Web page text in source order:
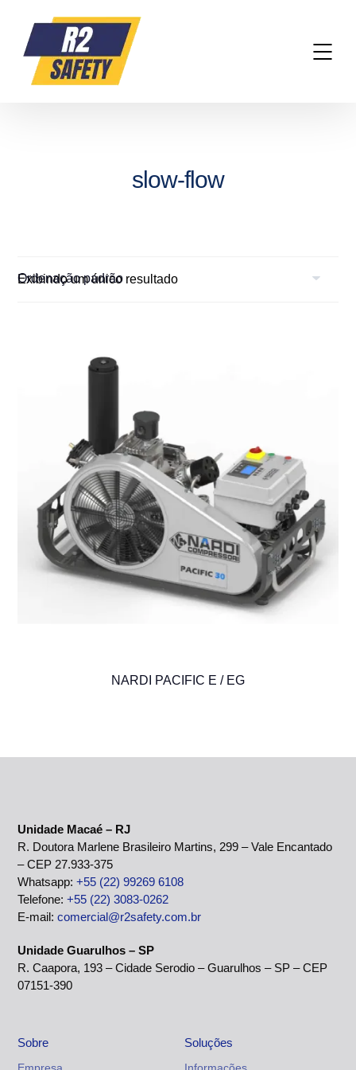
slow-flow
Exibindo um único resultado
NARDI PACIFIC E / EG
Unidade Macaé – RJ
R. Doutora Marlene Brasileiro Martins, 299 – Vale Encantado
– CEP 27.933-375
Whatsapp:+55 (22) 99269 6108
Telefone:+55 (22) 3083-0262
E-mail:comercial@r2safety.com.br
Unidade Guarulhos – SP
R. Caapora, 193 – Cidade Serodio – Guarulhos – SP – CEP
07151-390
Sobre
Empresa
Soluções
Informações